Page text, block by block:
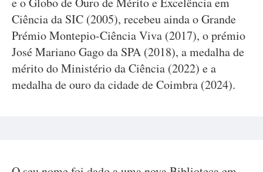
Ciência da SIC (2005), recebeu ainda o Grande
Prémio Montepio-Ciência Viva (2017), o prémio
José Mariano Gago da SPA (2018), a medalha de
mérito do Ministério da Ciência (2022) e a
medalha de ouro da cidade de Coimbra (2024).